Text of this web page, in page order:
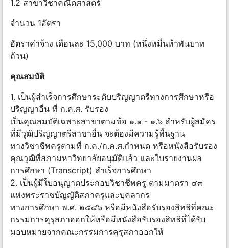
1.2 สาขาวิชาคณิตศาสตร์
จำนวน 1อัตรา
อัตราค่าจ้าง เดือนละ 15,000 บาท (หนึ่งหมื่นห้าพันบาท
ถ้วน)
คุณสมบัติ
1. เป็นผู้สำเร็จการศึกษาระดับปริญญาตรีทางการศึกษาหรือ
ปริญญาอื่น ที่ ก.ค.ศ. รับรอง
เป็นคุณสมบัติเฉพาะสาขาตามข้อ ๑.๑ - ๑.๖ สำหรับผู้สมัคร
ที่มีวุฒิปริญญาตรีสาขาอื่น จะต้องมีความรู้พื้นฐาน
ทางวิชาชีพครูตามที่ ก.ค./ก.ค.ศ.กำหนด หรือหนังสือรับรอง
คุณวุฒิที่สภามหาวิทยาลัยอนุมัติแล้ว และใบรายงานผล
การศึกษา (Transcript) สำเร็จการศึกษา
2. เป็นผู้มีใบอนุญาตประกอบวิชาชีพครู ตามมาตรา ๔๓
แห่งพระราชบัญญัติสภาครูและบุคลากร
ทางการศึกษา พ.ศ. ๒๕๔๖ หรือมีหนังสือรับรองสิทธิที่คณะ
กรรมการคุรุสภาออกให้หรือมีหนังสือรับรองสิทธิที่ได้รับ
มอบหมายจากคณะกรรมการคุรุสภาออกให้